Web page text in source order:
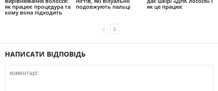
як працює процедура та
кому вона підходить
подовжують пальці
як це працює
НАПИСАТИ ВІДПОВІДЬ